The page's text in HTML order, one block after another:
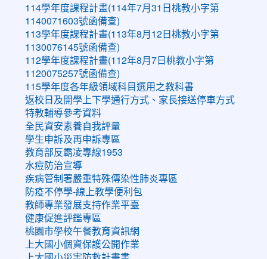
114學年度課程計畫(114年7月31日桃教小字第
1140071603號函備查)
113學年度課程計畫(113年8月12日桃教小字第
1130076145號函備查)
112學年度課程計畫(112年8月7日桃教小字第
1120075257號函備查)
115學年度各年級領域科目選用之教科書
返校日及開學上下學通行方式、家長接送停車方式
特教輔導參考資料
全民資安素養自我評量
學生申訴及再申訴專區
教育部反霸凌專線1953
水痘防治宣導
疾病管制署嚴重特殊傳染性肺炎專區
防疫不停學-線上教學便利包
教師專業發展支持作業平臺
健康促進評鑑專區
桃園市學校午餐教育資訊網
上大國小個資保護公開作業